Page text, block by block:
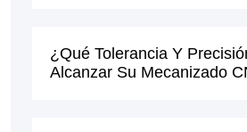
¿Qué Tolerancia Y
Alcanzar Su Mecanizado